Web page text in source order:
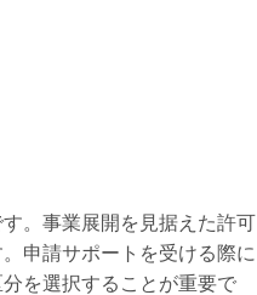
。事業展開を見据えた許可
申請サポートを受ける際に
を選択することが重要で